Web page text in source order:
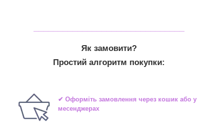
Як замовити?
Простий алгоритм покупки:
✔ Оформіть замовлення через кошик або у
месенджерах